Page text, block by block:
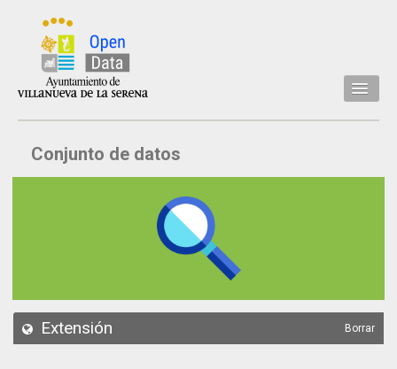
Inicio
Datos
API
Conjunto de datos
Extensión Borrar